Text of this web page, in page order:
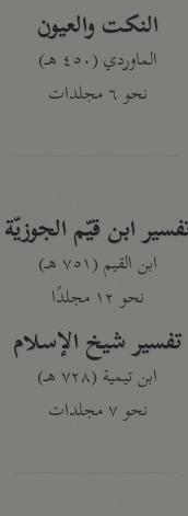
النكت والعيون
الماوردي (٤٥٠ هـ)
نحو ٦ مجلدات
ابن قيّم الجوزيّة
ابن القيم (٧٥١ هـ)
نحو ١٢ مجلدًا
تفسير شيخ الإسلام
ابن تيمية (٧٢٨ هـ)
نحو ٧ مجلدات